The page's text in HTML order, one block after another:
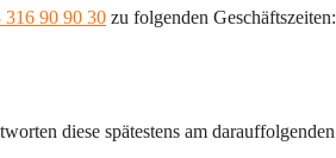
316 90 90 30 zu folgenden Geschäftszeiten:
diese spätestens am darauffolgenden